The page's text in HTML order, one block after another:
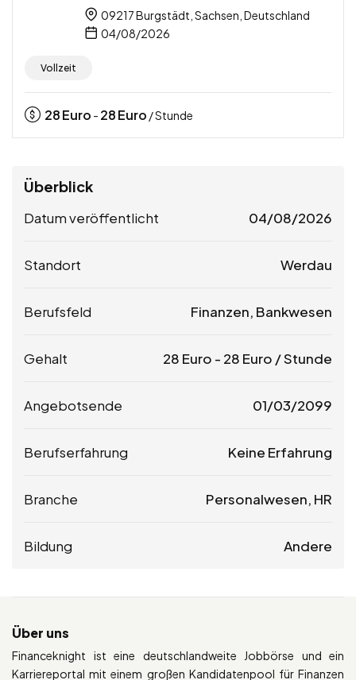
09217 Burgstädt, Sachsen, Deutschland
04/08/2026
Vollzeit
28Euro - 28Euro / Stunde
Überblick
Datum veröffentlicht 04/08/2026
Standort Werdau
Berufsfeld Finanzen, Bankwesen
Gehalt 28 Euro - 28 Euro / Stunde
Angebotsende 01/03/2099
Berufserfahrung Keine Erfahrung
Branche Personalwesen, HR
Bildung Andere
Über uns
Financeknight ist eine deutschlandweite Jobbörse und ein
Karriereportal mit einem großen Kandidatenpool für Finanzen